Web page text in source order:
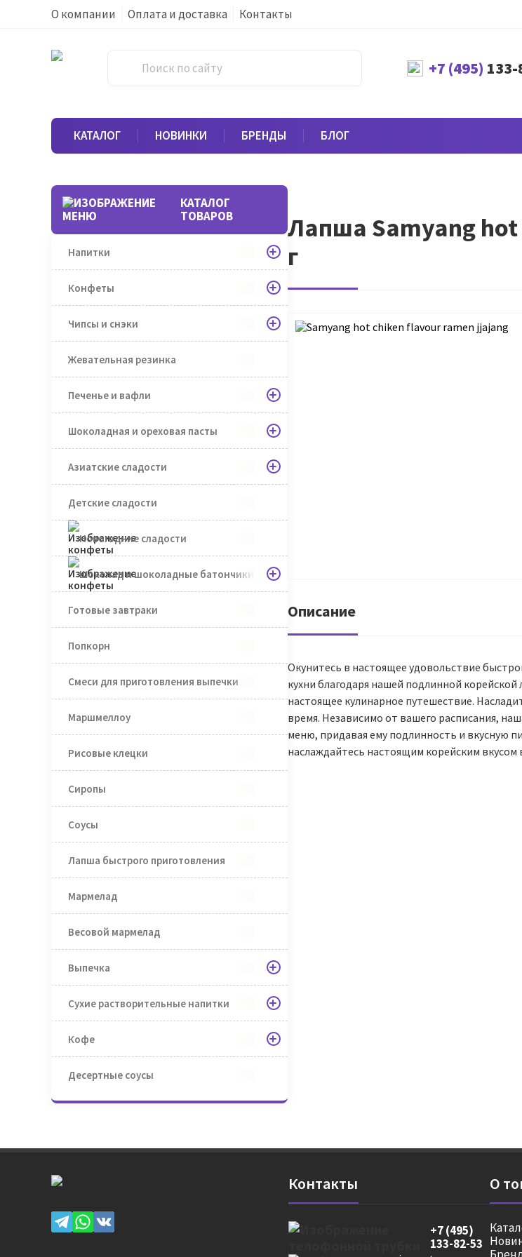
О компании Оплата и доставка Контакты
+7 (495) 133-
КАТАЛОГ НОВИНКИ БРЕНДЫ БЛОГ
КАТАЛОГ
ТОВАРОВ
Напитки
Конфеты
Чипсы и снэки
Жевательная резинка
Печенье и вафли
Шоколадная и ореховая пасты
Азиатские сладости
Детские сладости
Новогодние сладости
Шоколад и шоколадные батончики
Готовые завтраки
Попкорн
Смеси для приготовления выпечки
Маршмеллоу
Рисовые клецки
Сиропы
Соусы
Лапша быстрого приготовления
Мармелад
Весовой мармелад
Выпечка
Сухие растворительные напитки
Кофе
Десертные соусы
Лапша Samyang
г
Описание
Окунитесь в настоящее удовольствие
кухни благодаря нашей подлинной
настоящее кулинарное путешествие.
время. Независимо от вашего расписания,
меню, придавая ему подлинность и вкусную
наслаждайтесь настоящим корейским вкусом
Контакты
+7 (495)
133-82-53
О